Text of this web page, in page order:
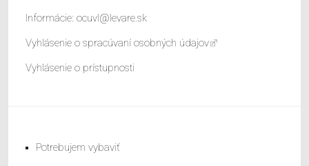
Informácie: ocuvl@levare.sk
Vyhlásenie o spracúvaní osobných údajov
Vyhlásenie o prístupnosti
Potrebujem vybaviť